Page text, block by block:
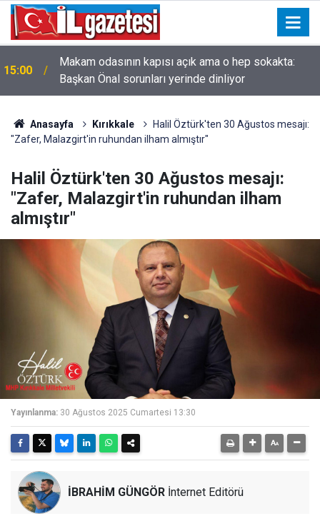
15:00
Makam odasının kapısı açık ama o hep sokakta:
Başkan Önal sorunları yerinde dinliyor
Anasayfa Kırıkkale
Halil Öztürk'ten 30 Ağustos mesajı:
"Zafer, Malazgirt'in ruhundan ilham almıştır"
Halil Öztürk'ten 30 Ağustos mesajı:
"Zafer, Malazgirt'in ruhundan ilham
almıştır"
Yayınlanma: 30 Ağustos 2025 Cumartesi 13:30
İBRAHİM GÜNGÖR İnternet Editörü